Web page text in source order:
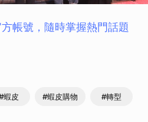
帳號，隨時掌握熱門話題
蝦皮 #蝦皮購物 #轉型